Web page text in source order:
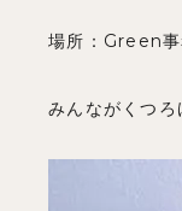
場所：Green
みんながくつ